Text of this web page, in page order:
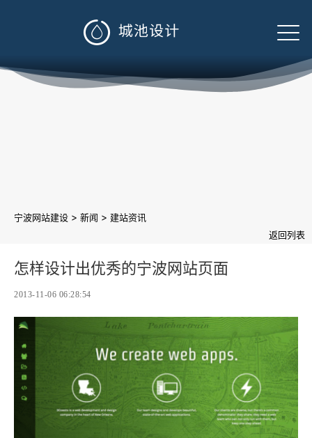

宁波网站建设 > 新闻 > 建站资讯
返回列表
怎样设计出优秀的宁波网站页面
2013-11-06 06:28:54